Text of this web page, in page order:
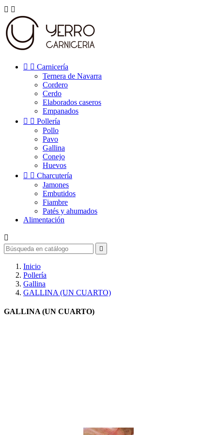
 
  Carnicería
Ternera de Navarra
Cordero
Cerdo
Elaborados caseros
Empanados
  Pollería
Pollo
Pavo
Gallina
Conejo
Huevos
  Charcutería
Jamones
Embutidos
Fiambre
Patés y ahumados
Alimentación


Inicio
Pollería
Gallina
GALLINA (UN CUARTO)
GALLINA (UN CUARTO)